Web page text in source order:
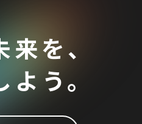
を、
う。